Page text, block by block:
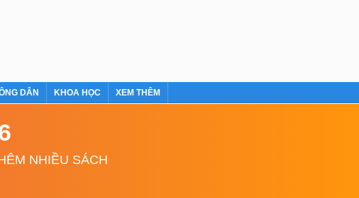
DÂN KHOA HỌC XEM THÊM
NHIỀU SÁCH